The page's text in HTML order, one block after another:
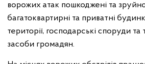
ворожих атак пошкоджені та
багатоквартирні та приватні
території, господарські споруди та
засоби громадян.